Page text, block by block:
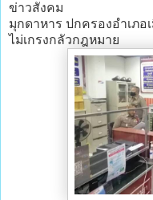
ข่าวสังคม
มุกดาหาร ปกครองอำเภอ
ไม่เกรงกลัวกฎหมาย